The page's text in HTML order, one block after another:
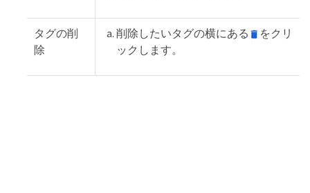
タグの削
除
削除したいタグの横にある
をクリ
ックします。